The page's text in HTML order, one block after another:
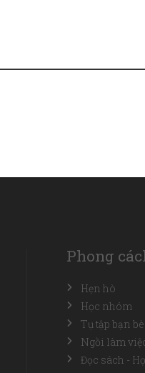
Phong
Hẹn hò
Học nhóm
Tụ tập bạn bè
Ngồi làm
Đọc sách -